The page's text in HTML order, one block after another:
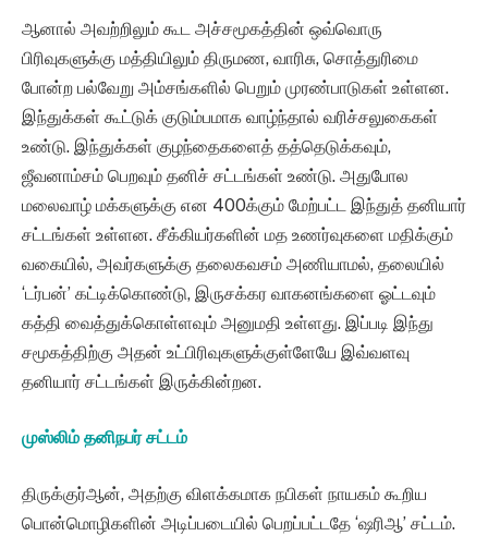
ஆனால் அவற்றிலும் கூட அச்சமூகத்தின் ஒவ்வொரு
பிரிவுகளுக்கு மத்தியிலும் திருமண, வாரிசு, சொத்துரிமை
போன்ற பல்வேறு அம்சங்களில் பெறும் முரண்பாடுகள் உள்ளன.
இந்துக்கள் கூட்டுக் குடும்பமாக வாழ்ந்தால் வரிச்சலுகைகள்
உண்டு. இந்துக்கள் குழந்தைகளைத் தத்தெடுக்கவும்,
ஜீவனாம்சம் பெறவும் தனிச் சட்டங்கள் உண்டு. அதுபோல
மலைவாழ் மக்களுக்கு என 400க்கும் மேற்பட்ட இந்துத் தனியார்
சட்டங்கள் உள்ளன. சீக்கியர்களின் மத உணர்வுகளை மதிக்கும்
வகையில், அவர்களுக்கு தலைகவசம் அணியாமல், தலையில்
‘டர்பன்’ கட்டிக்கொண்டு, இருசக்கர வாகனங்களை ஓட்டவும்
கத்தி வைத்துக்கொள்ளவும் அனுமதி உள்ளது. இப்படி இந்து
சமூகத்திற்கு அதன் உட்பிரிவுகளுக்குள்ளேயே இவ்வளவு
தனியார் சட்டங்கள் இருக்கின்றன.
முஸ்லிம் தனிநபர் சட்டம்
திருக்குர்ஆன், அதற்கு விளக்கமாக நபிகள் நாயகம் கூறிய
பொன்மொழிகளின் அடிப்படையில் பெறப்பட்டதே ‘ஷரிஆ’ சட்டம்.